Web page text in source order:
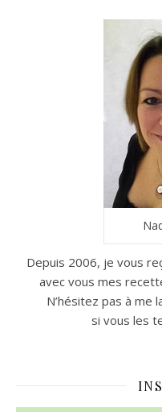
Depuis 2006, je vous
avec vous mes
N’hésitez pas à me
si vous les